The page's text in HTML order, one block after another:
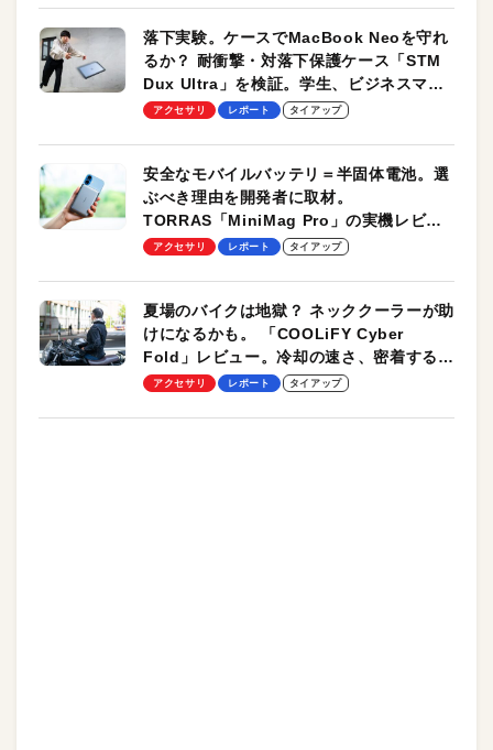
落下実験。ケースでMacBook Neoを守れ
るか？ 耐衝撃・対落下保護ケース「STM
Dux Ultra」を検証。学生、ビジネスマン
のモバイルユースに最適！
アクセサリ レポート タイアップ
安全なモバイルバッテリ＝半固体電池。選
ぶべき理由を開発者に取材。
TORRAS「MiniMag Pro」の実機レビュ
ーも
アクセサリ レポート タイアップ
夏場のバイクは地獄？ ネッククーラーが助
けになるかも。 「COOLiFY Cyber
Fold」レビュー。冷却の速さ、密着する冷
却プレート、シンプルな操作性がグッド！
アクセサリ レポート タイアップ